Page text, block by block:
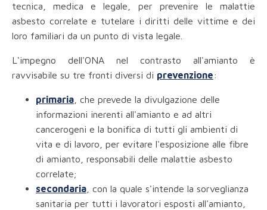
tecnica, medica e legale, per prevenire le malattie
asbesto correlate e tutelare i diritti delle vittime e dei
loro familiari da un punto di vista legale.
L'impegno dell'ONA nel contrasto all'amianto è
ravvisabile su tre fronti diversi di prevenzione:
primaria , che prevede la divulgazione delle
informazioni inerenti all'amianto e ad altri
cancerogeni e la bonifica di tutti gli ambienti di
vita e di lavoro, per evitare l'esposizione alle fibre
di amianto, responsabili delle malattie asbesto
correlate;
secondaria , con la quale s'intende la sorveglianza
sanitaria per tutti i lavoratori esposti all'amianto,